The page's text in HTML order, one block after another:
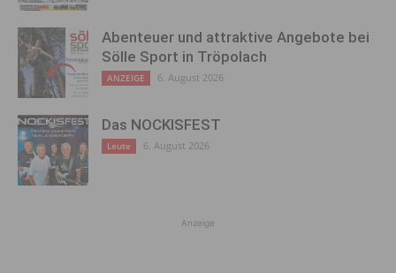
Abenteuer und attraktive Angebote bei
Sölle Sport in Tröpolach
ANZEIGE 6. August 2026
Das NOCKISFEST
Leute 6. August 2026
Anzeige